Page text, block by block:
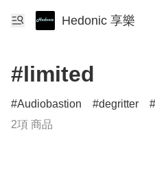
Hedonic 享樂
#limited
Audiobastion degritter
2項 商品